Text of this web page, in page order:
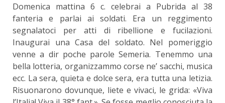
Domenica mattina 6 c. celebrai a Pubrida al 38
fanteria e parlai ai soldati. Era un reggimento
segnalatoci per atti di ribellione e fucilazioni.
Inaugurai una Casa del soldato. Nel pomeriggio
venne a dir poche parole Semeria. Tenemmo una
bella lotteria, organizzammo corse ne’ sacchi, musica
ecc. La sera, quieta e dolce sera, era tutta una letizia.
Risuonarono dovunque, liete e vivaci, le grida: «Viva